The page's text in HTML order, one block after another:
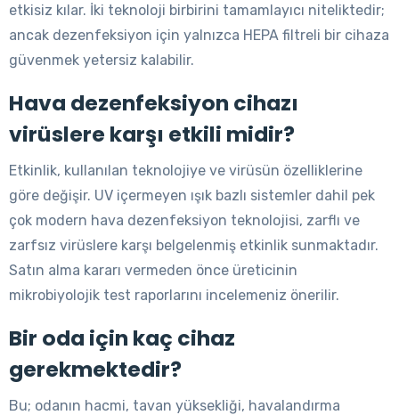
etkisiz kılar. İki teknoloji birbirini tamamlayıcı niteliktedir;
ancak dezenfeksiyon için yalnızca HEPA filtreli bir cihaza
güvenmek yetersiz kalabilir.
Hava dezenfeksiyon cihazı
virüslere karşı etkili midir?
Etkinlik, kullanılan teknolojiye ve virüsün özelliklerine
göre değişir. UV içermeyen ışık bazlı sistemler dahil pek
çok modern hava dezenfeksiyon teknolojisi, zarflı ve
zarfsız virüslere karşı belgelenmiş etkinlik sunmaktadır.
Satın alma kararı vermeden önce üreticinin
mikrobiyolojik test raporlarını incelemeniz önerilir.
Bir oda için kaç cihaz
gerekmektedir?
Bu; odanın hacmi, tavan yüksekliği, havalandırma